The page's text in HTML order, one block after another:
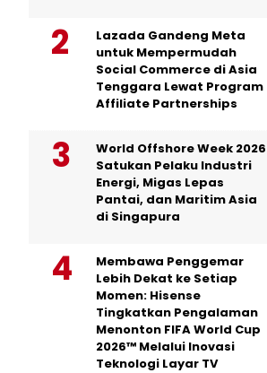
Lazada Gandeng Meta
untuk Mempermudah
Social Commerce di Asia
Tenggara Lewat Program
Affiliate Partnerships
World Offshore Week 2026
Satukan Pelaku Industri
Energi, Migas Lepas
Pantai, dan Maritim Asia
di Singapura
Membawa Penggemar
Lebih Dekat ke Setiap
Momen: Hisense
Tingkatkan Pengalaman
Menonton FIFA World Cup
2026™ Melalui Inovasi
Teknologi Layar TV